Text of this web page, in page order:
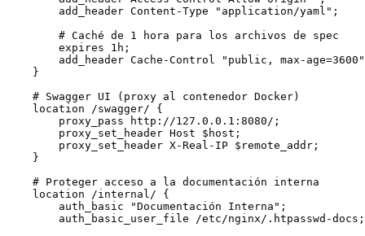
        add_header Content-Type "application/yaml";
        # Caché de 1 hora para los archivos de spec
        expires 1h;
add_header Cache-Control "public, max-
    }
    # Swagger UI (proxy al contenedor Docker)
    location /swagger/ {
        proxy_pass http://127.0.0.1:8080/;
        proxy_set_header Host $host;
        proxy_set_header X-Real-IP $remote_addr;
    }
    # Proteger acceso a la documentación interna
    location /internal/ {
        auth_basic "Documentación Interna";
        auth_basic_user_file /etc/nginx/.htpasswd-docs;